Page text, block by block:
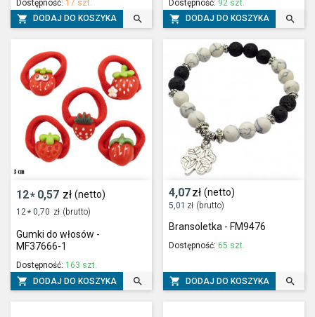
Dostępność: 17 szt.
 DODAJ DO KOSZYKA 
Dostępność: 92 szt.
 DODAJ DO KOSZYKA 
12* 0,57 zł (netto)
12 * 0,70 zł (brutto)
Gumki do włosów -
MF37666-1
Dostępność: 163 szt.
 DODAJ DO KOSZYKA 
4,07zł (netto)
5,01 zł (brutto)
Bransoletka - FM9476
Dostępność: 65 szt.
 DODAJ DO KOSZYKA 